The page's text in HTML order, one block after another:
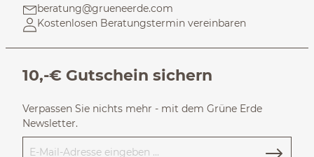
beratung@grueneerde.com
Kostenlosen Beratungstermin vereinbaren
10,-€ Gutschein sichern
Verpassen Sie nichts mehr - mit dem Grüne Erde
Newsletter.